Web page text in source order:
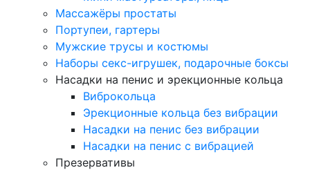
Массажёры простаты
Портупеи, гартеры
Мужские трусы и костюмы
Наборы секс-игрушек, подарочные боксы
Насадки на пенис и эрекционные кольца
Виброкольца
Эрекционные кольца без вибрации
Насадки на пенис без вибрации
Насадки на пенис с вибрацией
Презервативы